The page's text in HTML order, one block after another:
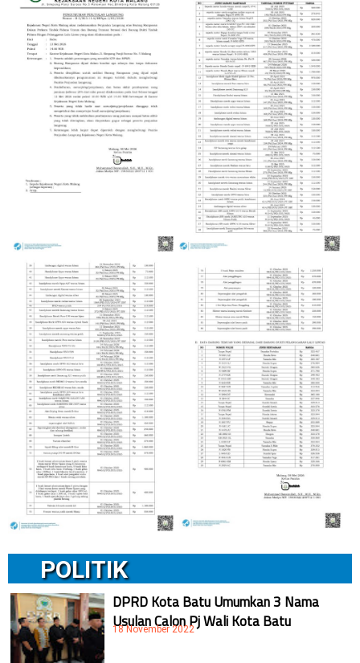
POLITIK
DPRD Kota Batu Umumkan 3 Nama
Usulan Calon Pj Wali Kota Batu
18 November 2022